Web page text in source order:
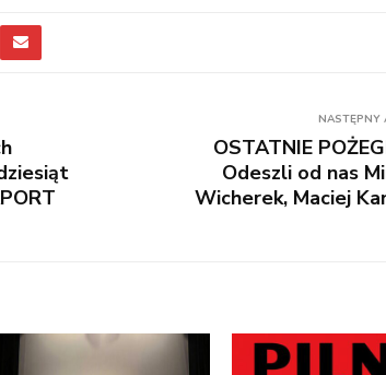
NASTĘPNY
OSTATNIE
Odeszli od nas
Wicherek, Maciej